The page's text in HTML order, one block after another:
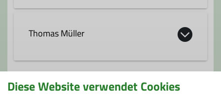
Ämter
Jugendleiter*in Jugendreferent*in
Thomas Müller
0176 62720404
Gruppe
Diese Website verwendet Cookies